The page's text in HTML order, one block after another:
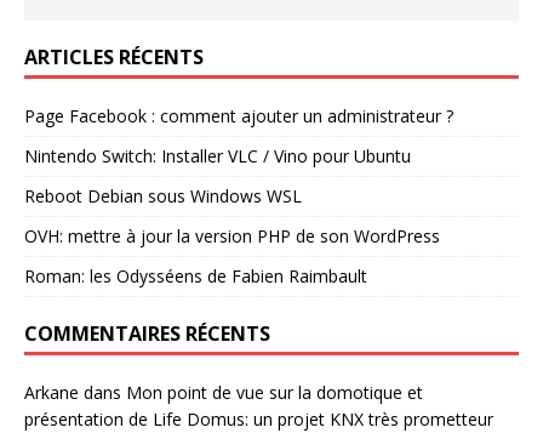
ARTICLES RÉCENTS
Page Facebook : comment ajouter un administrateur ?
Nintendo Switch: Installer VLC / Vino pour Ubuntu
Reboot Debian sous Windows WSL
OVH: mettre à jour la version PHP de son WordPress
Roman: les Odysséens de Fabien Raimbault
COMMENTAIRES RÉCENTS
Arkane dans Mon point de vue sur la domotique et
présentation de Life Domus: un projet KNX très prometteur